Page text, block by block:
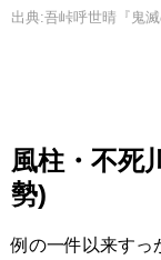
出典:吾峠呼世晴『鬼
風柱・不死
勢)
例の一件以来すっ